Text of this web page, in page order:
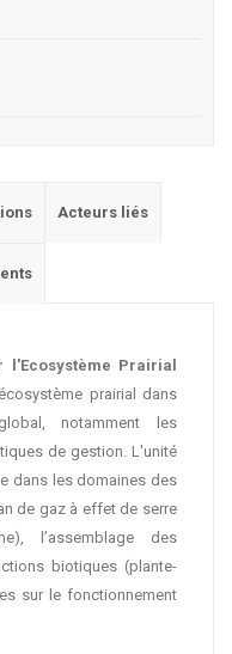
Acteurs liés
Prairial
prairial dans
notamment les
de gestion. L'unité
dans les domaines des
de gaz à effet de serre
l’assemblage des
biotiques (plante-
sur le fonctionnement